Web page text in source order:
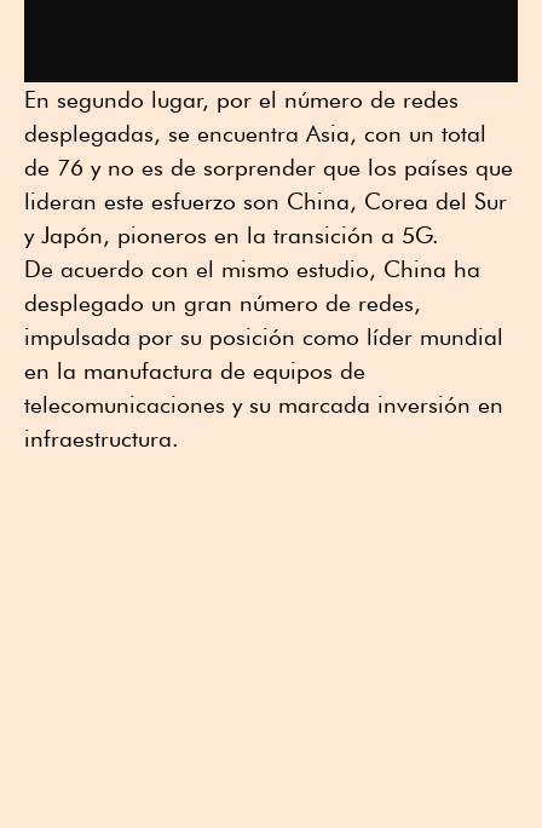
En segundo lugar, por el número de redes
desplegadas, se encuentra Asia, con un total
de 76 y no es de sorprender que los países que
lideran este esfuerzo son China, Corea del Sur
y Japón, pioneros en la transición a 5G.
De acuerdo con el mismo estudio, China ha
desplegado un gran número de redes,
impulsada por su posición como líder mundial
en la manufactura de equipos de
telecomunicaciones y su marcada inversión en
infraestructura.